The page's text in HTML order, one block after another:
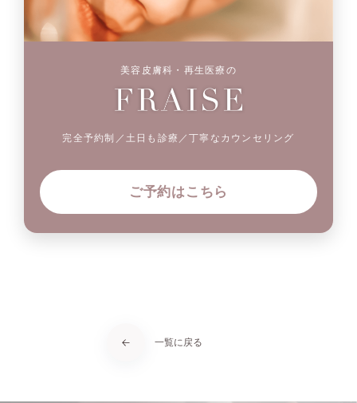
美容皮膚科・再生医療の
完全予約制／土日も診療／丁寧なカウンセリング
ご予約はこちら
一覧に戻る